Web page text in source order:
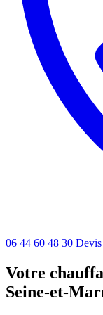
06 44 60 48 30
Votre
Seine-et-